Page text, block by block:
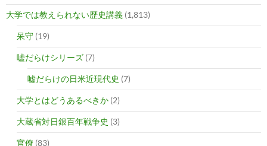
大学では教えられない歴史講義 (1,813)
呆守 (19)
嘘だらけシリーズ (7)
嘘だらけの日米近現代史 (7)
大学とはどうあるべきか (2)
大蔵省対日銀百年戦争史 (3)
官僚 (83)